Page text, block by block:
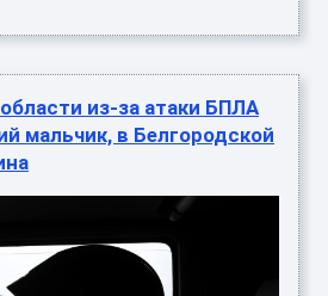
из-за атаки БПЛА
мальчик, в Белгородской